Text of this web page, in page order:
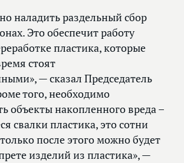
наладить раздельный сбор
Это обеспечит работу
пластика, которые
стоят
— сказал Председатель
того, необходимо
объекты накопленного вреда –
свалки пластика, это сотни
после этого можно будет
изделий из пластика», —